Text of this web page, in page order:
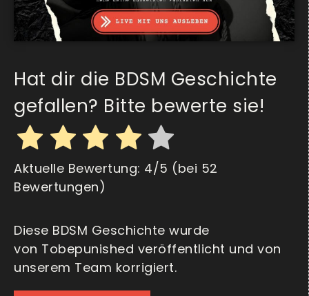
Hat dir die BDSM Geschichte
gefallen? Bitte bewerte sie!
Aktuelle Bewertung: 4/5 (bei 52
Bewertungen)
Diese BDSM Geschichte wurde
von Tobepunished veröffentlicht und von
unserem Team korrigiert.